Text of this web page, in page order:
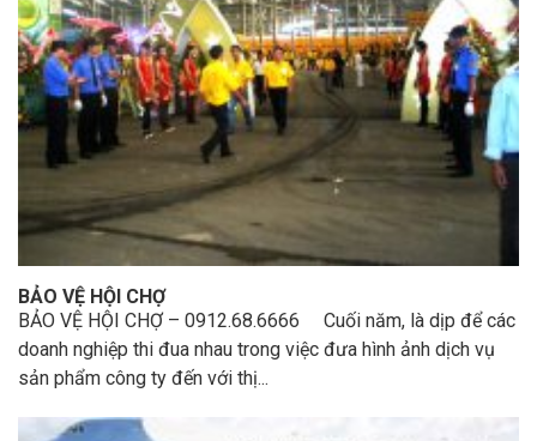
BẢO VỆ HỘI CHỢ
BẢO VỆ HỘI CHỢ – 0912.68.6666 Cuối năm, là dịp để các
doanh nghiệp thi đua nhau trong việc đưa hình ảnh dịch vụ
sản phẩm công ty đến với thị...